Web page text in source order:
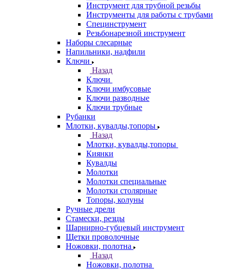
Инструмент для трубной резьбы
Инструменты для работы с трубами
Специнструмент
Резьбонарезной инструмент
Наборы слесарные
Напильники, надфили
Ключи
Назад
Ключи
Ключи имбусовые
Ключи разводные
Ключи трубные
Рубанки
Млотки, кувалды,топоры
Назад
Млотки, кувалды,топоры
Киянки
Кувалды
Молотки
Молотки специальные
Молотки столярные
Топоры, колуны
Ручные дрели
Стамески, резцы
Шарнирно-губцевый инструмент
Щетки проволочные
Ножовки, полотна
Назад
Ножовки, полотна